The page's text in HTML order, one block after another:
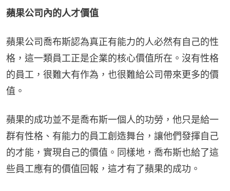
蘋果公司內的人才價值
蘋果公司喬布斯認為真正有能力的人必然有自己的性
格，這一類員工正是企業的核心價值所在。沒有性格
的員工，很難大有作為，也很難給公司帶來更多的價
值。
蘋果的成功並不是喬布斯一個人的功勞，他只是給一
群有性格、有能力的員工創造舞台，讓他們發揮自己
的才能，實現自己的價值。同樣地，喬布斯也給了這
些員工應有的價值回報，這才有了蘋果的成功。